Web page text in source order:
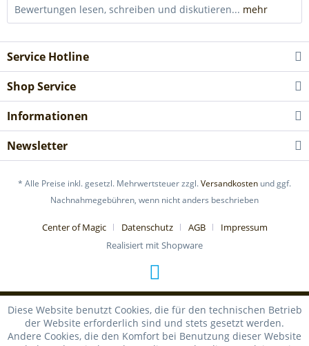
Bewertungen lesen, schreiben und diskutieren... mehr
Service Hotline
Shop Service
Informationen
Newsletter
* Alle Preise inkl. gesetzl. Mehrwertsteuer zzgl.Versandkosten und ggf.
Nachnahmegebühren, wenn nicht anders beschrieben
Center of Magic Datenschutz AGB
Impressum
Realisiert mit Shopware
Diese Website benutzt Cookies, die für den technischen Betrieb
der Website erforderlich sind und stets gesetzt werden.
Andere Cookies, die den Komfort bei Benutzung dieser Website